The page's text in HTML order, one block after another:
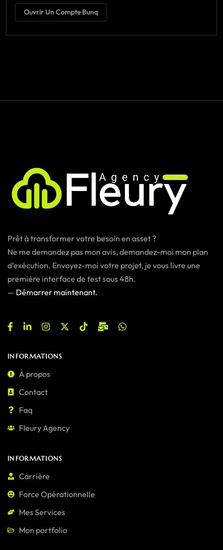
Ouvrir Un Compte Bunq
Prêt à transformer votre besoin en asset ?
Ne me demandez pas mon avis, demandez-moi mon plan
d’exécution. Envoyez-moi votre projet, je vous livre une
première interface de test sous 48h.
— Démarrer maintenant.
INFORMATIONS
À propos
Contact
Faq
Fleury Agency
INFORMATIONS
Carrière
Force Opérationnelle
Mes Services
Mon portfolio